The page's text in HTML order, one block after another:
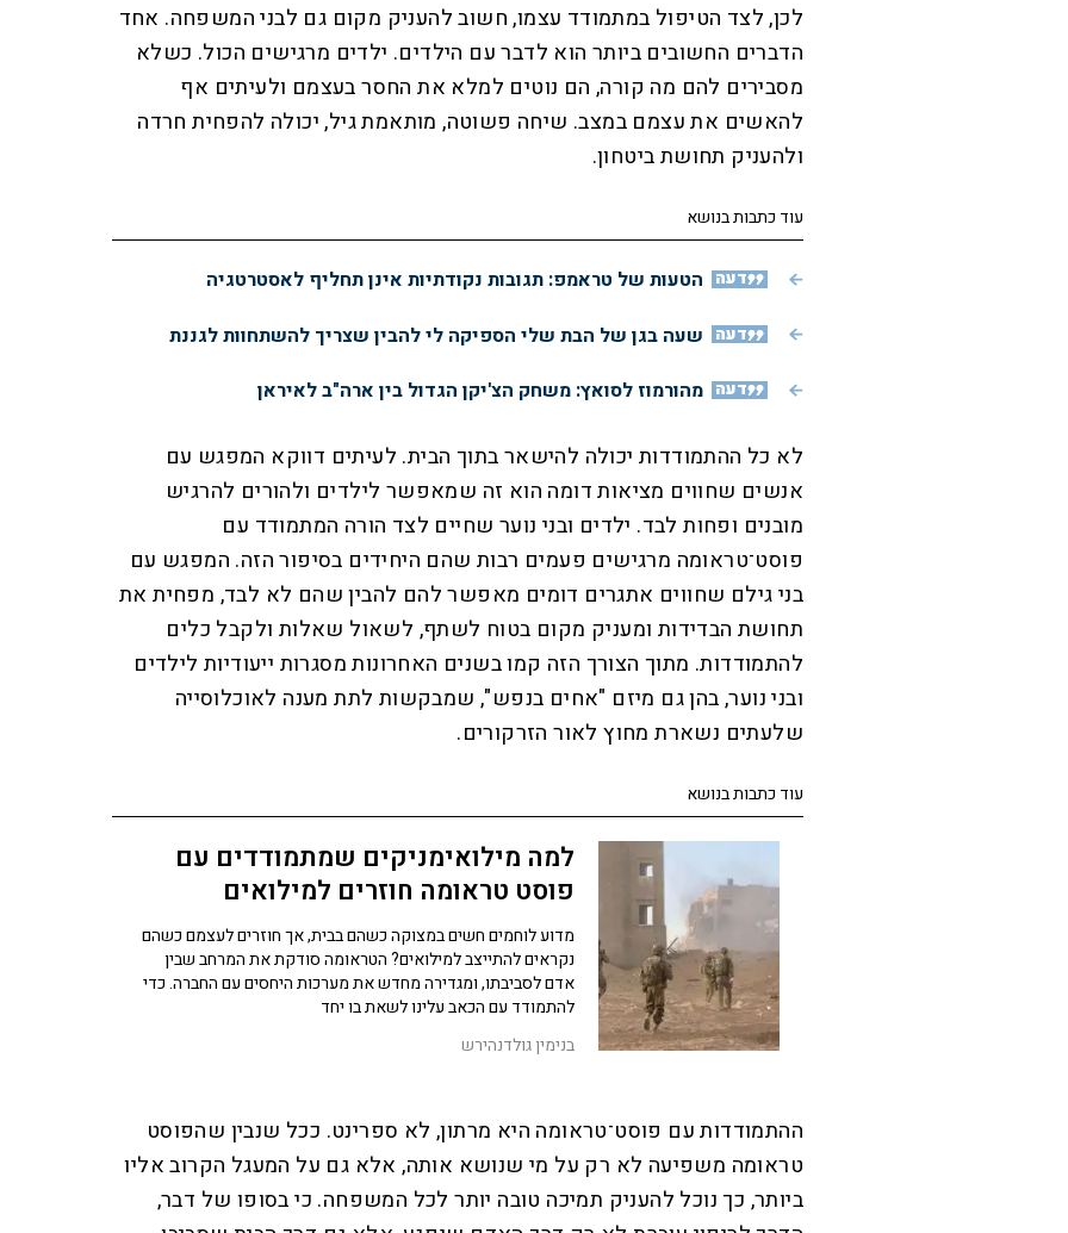
לכן, לצד הטיפול במתמודד עצמו, חשוב להעניק מקום גם לבני המשפחה. אחד
הדברים החשובים ביותר הוא לדבר עם הילדים. ילדים מרגישים הכול. כשלא
מסבירים להם מה קורה, הם נוטים למלא את החסר בעצמם ולעיתים אף
להאשים את עצמם במצב. שיחה פשוטה, מותאמת גיל, יכולה להפחית חרדה
ולהעניק תחושת ביטחון.
עוד כתבות בנושא
דעה הטעות של טראמפ: תגובות נקודתיות אינן תחליף לאסטרטגיה
דעה שעה בגן של הבת שלי הספיקה לי להבין שצריך להשתחוות לגננת
דעה מהורמוז לסואץ: משחק הצ'יקן הגדול בין ארה"ב לאיראן
לא כל ההתמודדות יכולה להישאר בתוך הבית. לעיתים דווקא המפגש עם
אנשים שחווים מציאות דומה הוא זה שמאפשר לילדים ולהורים להרגיש
מובנים ופחות לבד. ילדים ובני נוער שחיים לצד הורה המתמודד עם
פוסט־טראומה מרגישים פעמים רבות שהם היחידים בסיפור הזה. המפגש עם
בני גילם שחווים אתגרים דומים מאפשר להם להבין שהם לא לבד, מפחית את
תחושת הבדידות ומעניק מקום בטוח לשתף, לשאול שאלות ולקבל כלים
להתמודדות. מתוך הצורך הזה קמו בשנים האחרונות מסגרות ייעודיות לילדים
ובני נוער, בהן גם מיזם "אחים בנפש", שמבקשות לתת מענה לאוכלוסייה
שלעתים נשארת מחוץ לאור הזרקורים.
עוד כתבות בנושא
למה מילואימניקים שמתמודדים עם
פוסט טראומה חוזרים למילואים
מדוע לוחמים חשים במצוקה כשהם בבית, אך חוזרים לעצמם כשהם
נקראים להתייצב למילואים? הטראומה סודקת את המרחב שבין
אדם לסביבתו, ומגדירה מחדש את מערכות היחסים עם החברה. כדי
להתמודד עם הכאב עלינו לשאת בו יחד
בנימין גולדנהירש
ההתמודדות עם פוסט־טראומה היא מרתון, לא ספרינט. ככל שנבין שהפוסט
טראומה משפיעה לא רק על מי שנושא אותה, אלא גם על המעגל הקרוב אליו
ביותר, כך נוכל להעניק תמיכה טובה יותר לכל המשפחה. כי בסופו של דבר,